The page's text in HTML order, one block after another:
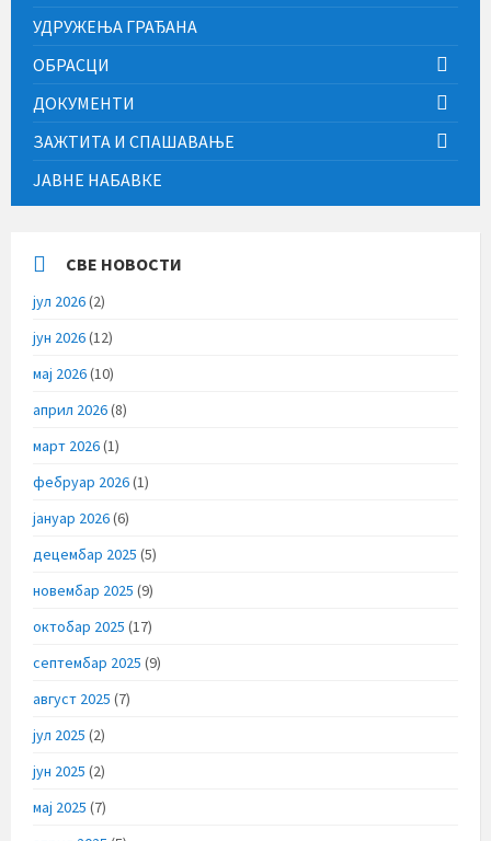
УДРУЖЕЊА ГРАЂАНА
ОБРАСЦИ
ДОКУМЕНТИ
ЗАЖТИТА И СПАШАВАЊЕ
ЈАВНЕ НАБАВКЕ
СВЕ НОВОСТИ
јул 2026(2)
јун 2026(12)
мај 2026(10)
април 2026(8)
март 2026(1)
фебруар 2026(1)
јануар 2026(6)
децембар 2025 (5)
новембар 2025 (9)
октобар 2025 (17)
септембар 2025 (9)
август 2025 (7)
јул 2025 (2)
јун 2025 (2)
мај 2025 (7)